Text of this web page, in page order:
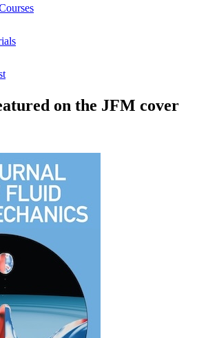
on the JFM cover